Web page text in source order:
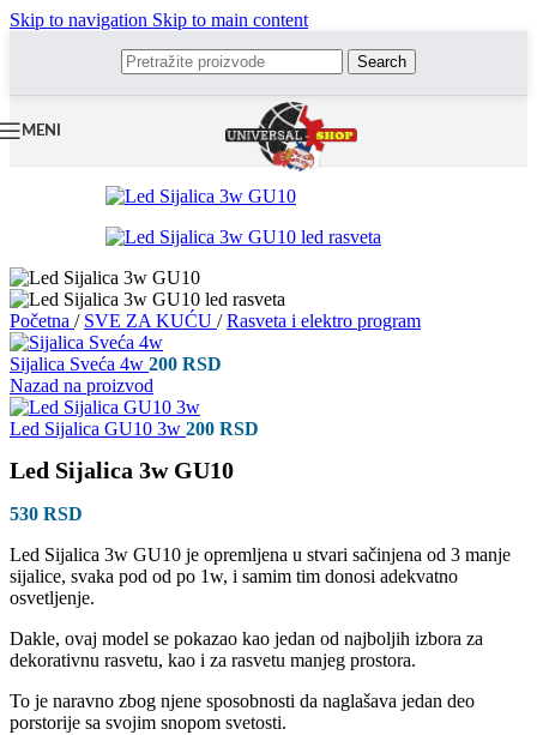
Skip to navigation Skip to main content
Search
MENI
Početna / SVE ZA KUĆU / Rasveta i elektro program
Sijalica Sveća 4w 200 RSD
Nazad na proizvod
Led Sijalica GU10 3w 200 RSD
Led Sijalica 3w GU10
530 RSD
Led Sijalica 3w GU10 je opremljena u stvari sačinjena od 3 manje
sijalice, svaka pod od po 1w, i samim tim donosi adekvatno
osvetljenje.
Dakle, ovaj model se pokazao kao jedan od najboljih izbora za
dekorativnu rasvetu, kao i za rasvetu manjeg prostora.
To je naravno zbog njene sposobnosti da naglašava jedan deo
porstorije sa svojim snopom svetosti.